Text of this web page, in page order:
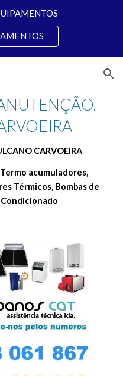
CARVOEIRA
acumuladores,
Térmicos, Bombas de